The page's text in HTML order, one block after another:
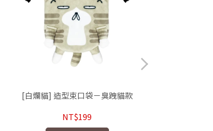
[白爛貓] 造型束口袋－臭跩貓款
NT$199